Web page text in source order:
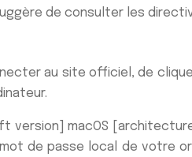
de consulter les
au site officiel, de
macOS
de passe local de votre